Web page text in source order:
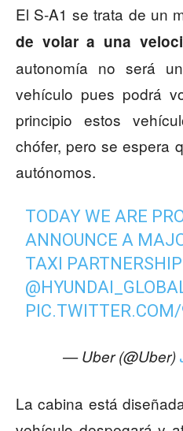
El S-A1 se trata de un
de volar a una
autonomía no será
vehículo pues podrá
principio estos
chófer, pero se espera
autónomos.
TODAY WE ARE
ANNOUNCE A
TAXI
— Uber (@Uber)
La cabina está